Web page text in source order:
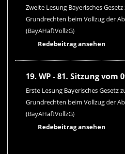
Zweite Lesung Bayerisches
Grundrechten beim Vollzug der
(BayAHaftVollzG)
Redebeitrag ansehen
19. WP - 81. Sitzung vom
Erste Lesung Bayerisches Gesetz
Grundrechten beim Vollzug der
(BayAHaftVollzG)
Redebeitrag ansehen